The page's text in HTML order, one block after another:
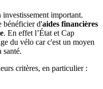
important.
bénéficier d'aides financières
. En effet l’État et Cap
du vélo car c'est un moyen
santé.
critères, en particulier :